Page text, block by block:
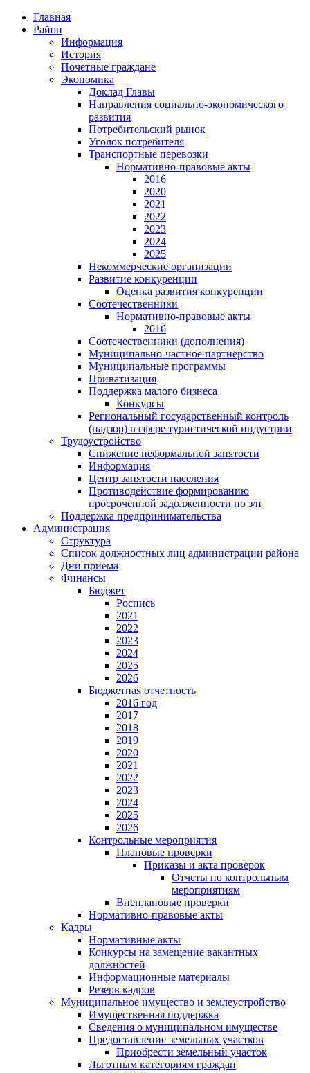
Главная
Район
Информация
История
Почетные граждане
Экономика
Доклад Главы
Направления социально-экономического
развития
Потребительский рынок
Уголок потребителя
Транспортные перевозки
Нормативно-правовые акты
2016
2020
2021
2022
2023
2024
2025
Некоммерческие организации
Развитие конкуренции
Оценка развития конкуренции
Соотечественники
Нормативно-правовые акты
2016
Соотечественники (дополнения)
Муниципально-частное партнерство
Муниципальные программы
Приватизация
Поддержка малого бизнеса
Конкурсы
Региональный государственный контроль
(надзор) в сфере туристической индустрии
Трудоустройство
Снижение неформальной занятости
Информация
Центр занятости населения
Противодействие формированию
просроченной задолженности по з/п
Поддержка предпринимательства
Администрация
Структура
Список должностных лиц администрации района
Дни приема
Финансы
Бюджет
Роспись
2021
2022
2023
2024
2025
2026
Бюджетная отчетность
2016 год
2017
2018
2019
2020
2021
2022
2023
2024
2025
2026
Контрольные мероприятия
Плановые проверки
Приказы и акта проверок
Отчеты по контрольным
мероприятиям
Внеплановые проверки
Нормативно-правовые акты
Кадры
Нормативные акты
Конкурсы на замещение вакантных
должностей
Информационные материалы
Резерв кадров
Муниципальное имущество и землеустройство
Имущественная поддержка
Сведения о муниципальном имуществе
Предоставление земельных участков
Приобрести земельный участок
Льготным категориям граждан